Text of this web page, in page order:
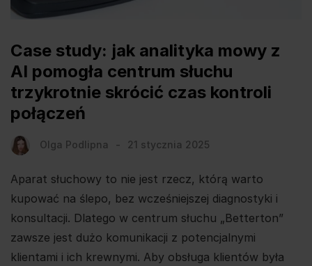
Case study: jak analityka mowy z
AI pomogła centrum słuchu
trzykrotnie skrócić czas kontroli
połączeń
Olga Podlipna 21 stycznia 2025
Aparat słuchowy to nie jest rzecz, którą warto
kupować na ślepo, bez wcześniejszej diagnostyki i
konsultacji. Dlatego w centrum słuchu „Betterton”
zawsze jest dużo komunikacji z potencjalnymi
klientami i ich krewnymi. Aby obsługa klientów była